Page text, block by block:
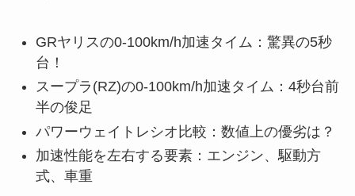
GRヤリスの0-100km/h加速タイム：驚異の5秒
台！
スープラ(RZ)の0-100km/h加速タイム：4秒台前
半の俊足
パワーウェイトレシオ比較：数値上の優劣は？
加速性能を左右する要素：エンジン、駆動方
式、車重